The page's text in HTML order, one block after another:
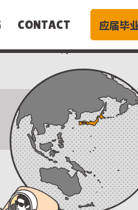
CONTACT 应届毕